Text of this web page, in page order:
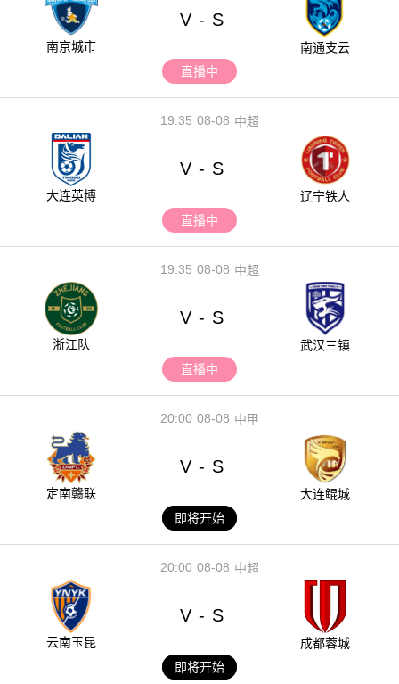
南京城市
V - S
南通支云
直播中
08-08
19:35 中超
大连英博
V - S
辽宁铁人
直播中
08-08
19:35 中超
浙江队
V - S
武汉三镇
直播中
08-08
20:00 中甲
定南赣联
V - S
大连鲲城
即将开始
08-08
20:00 中超
云南玉昆
V - S
成都蓉城
即将开始